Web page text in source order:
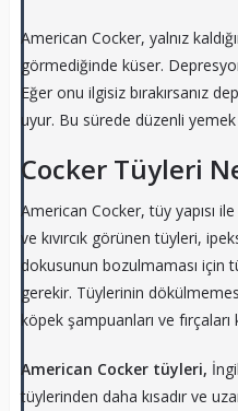
American Cocker, yalnız
görmediğinde küser.
Eğer onu ilgisiz bırakırsanız
uyur. Bu sürede düzenli
Cocker Tüyleri
American Cocker, tüy yapısı
ve kıvırcık görünen tüyleri,
dokusunun bozulmaması için
gerekir. Tüylerinin
köpek şampuanları ve fırçaları
American Cocker tüyleri,
tüylerinden daha kısadır ve